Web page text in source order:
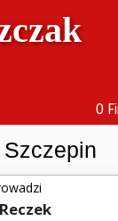
O
Szczepin